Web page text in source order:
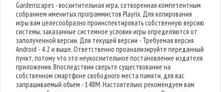
Gardenscapes - восхитительная игра, сотворенная компетентным
собранием именитых программистов Playrix. Для копирования
игры вам целесообразно проинспектировать собственную версию
системы, заказанные системное условия игры определяются от
заполученной версии. Для текущей версии - Требуемая версия
Android - 4.2 и выше. Ответственно проанализируйте переданный
пункт, потому что это неукоснительное постановление издателя
приложения. Впоследствии сверьте существование на
собственном смартфоне свободного места памяти, для вас
запрашиваемый объем - 148M. Настоятельно рекомендуем вам